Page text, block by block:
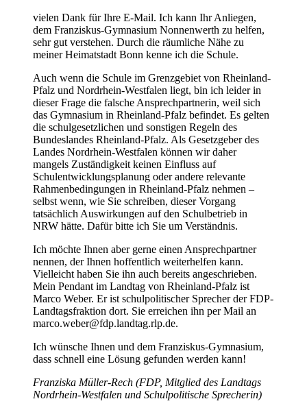
vielen Dank für Ihre E-Mail. Ich kann Ihr Anliegen,
dem Franziskus-Gymnasium Nonnenwerth zu helfen,
sehr gut verstehen. Durch die räumliche Nähe zu
meiner Heimatstadt Bonn kenne ich die Schule.
Auch wenn die Schule im Grenzgebiet von Rheinland-
Pfalz und Nordrhein-Westfalen liegt, bin ich leider in
dieser Frage die falsche Ansprechpartnerin, weil sich
das Gymnasium in Rheinland-Pfalz befindet. Es gelten
die schulgesetzlichen und sonstigen Regeln des
Bundeslandes Rheinland-Pfalz. Als Gesetzgeber des
Landes Nordrhein-Westfalen können wir daher
mangels Zuständigkeit keinen Einfluss auf
Schulentwicklungsplanung oder andere relevante
Rahmenbedingungen in Rheinland-Pfalz nehmen –
selbst wenn, wie Sie schreiben, dieser Vorgang
tatsächlich Auswirkungen auf den Schulbetrieb in
NRW hätte. Dafür bitte ich Sie um Verständnis.
Ich möchte Ihnen aber gerne einen Ansprechpartner
nennen, der Ihnen hoffentlich weiterhelfen kann.
Vielleicht haben Sie ihn auch bereits angeschrieben.
Mein Pendant im Landtag von Rheinland-Pfalz ist
Marco Weber. Er ist schulpolitischer Sprecher der FDP-
Landtagsfraktion dort. Sie erreichen ihn per Mail an
marco.weber@fdp.landtag.rlp.de.
Ich wünsche Ihnen und dem Franziskus-Gymnasium,
dass schnell eine Lösung gefunden werden kann!
Franziska Müller-Rech (FDP, Mitglied des Landtags
Nordrhein-Westfalen und Schulpolitische Sprecherin)